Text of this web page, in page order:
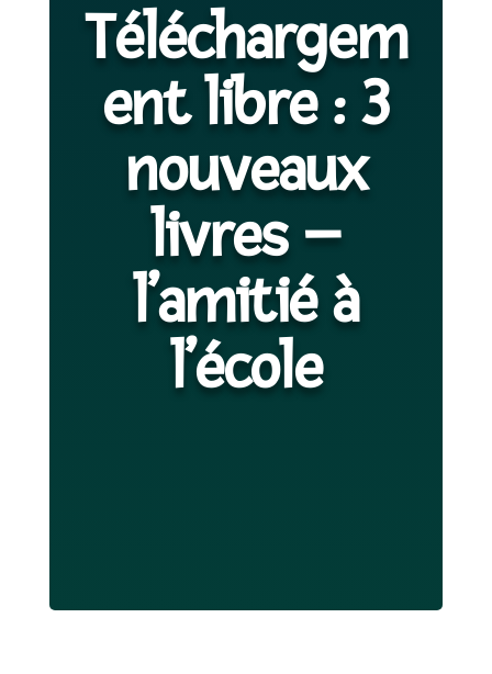
Téléchargem
ent libre : 3
nouveaux
livres –
l’amitié à
l’école